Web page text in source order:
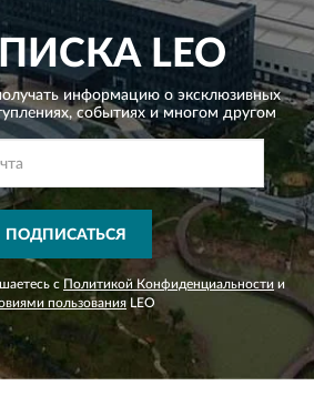
LEO
информацию о эксклюзивных
событиях и многом другом
ПОДПИСАТЬСЯ
сПолитикой Конфиденциальности и
пользования LEO